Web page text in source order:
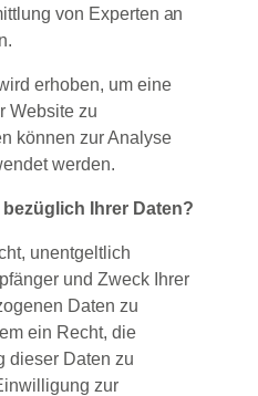
von Experten an
erhoben, um eine
Website zu
können zur Analyse
werden.
Ihrer Daten?
unentgeltlich
und Zweck Ihrer
Daten zu
ein Recht, die
dieser Daten zu
zur